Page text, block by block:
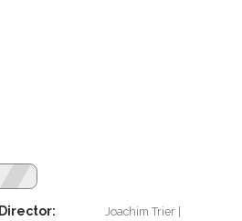
Director: Joachim Trier